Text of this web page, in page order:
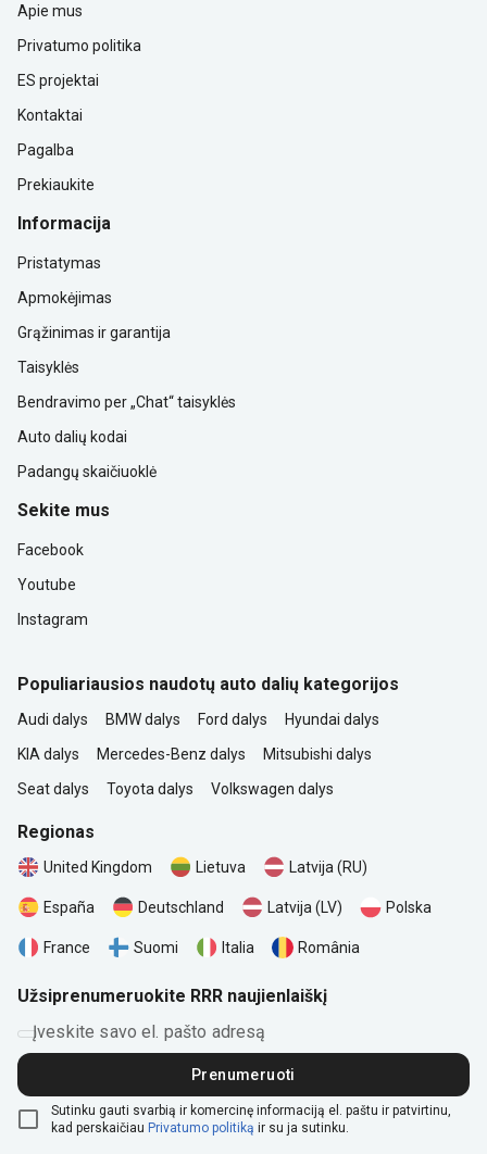
Apie mus
Privatumo politika
ES projektai
Kontaktai
Pagalba
Prekiaukite
Informacija
Pristatymas
Apmokėjimas
Grąžinimas ir garantija
Taisyklės
Bendravimo per „Chat“ taisyklės
Auto dalių kodai
Padangų skaičiuoklė
Sekite mus
Facebook
Youtube
Instagram
Populiariausios naudotų auto dalių kategorijos
Audi dalys BMW dalys Ford dalys
Hyundai dalys
KIA dalys
Mercedes-Benz dalys
Mitsubishi dalys
Seat dalys
Toyota dalys Volkswagen dalys
Regionas
United Kingdom Lietuva Latvija (RU)
España Deutschland Latvija (LV) Polska
France Suomi Italia România
Užsiprenumeruokite RRR naujienlaiškį
Įveskite savo el. pašto adresą
Prenumeruoti
Sutinku gauti svarbią ir komercinę informaciją el. paštu ir patvirtinu,
kad perskaičiau Privatumo politiką ir su ja sutinku.